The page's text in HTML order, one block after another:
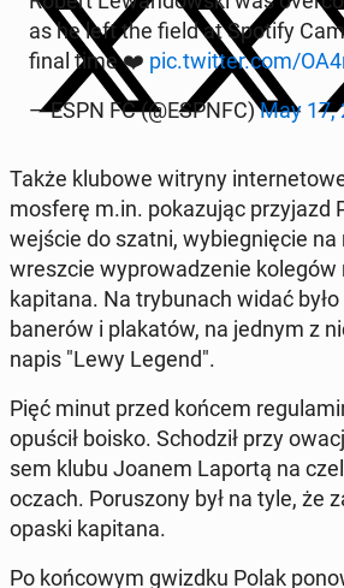
as he left the field at Spotify
final time ❤️ pic.twitter.com/
— ESPN FC (@ESPNFC)May 17,
Także klubowe witryny
mos­ferę m.in. pokazu­jąc przy­jazd
wejście do szatni, wybieg­nię­cie na
wresz­cie wyprowadze­nie kolegów
kap­i­tana. Na try­bunach widać
banerów i plakatów, na jednym z
napis "Lewy Legend".
Pięć minut przed końcem
opuścił boisko. Schodz­ił przy
sem klubu Joanem Laportą na
oczach. Porus­zony był na tyle, że
opaski kap­i­tana.
Po koń­cowym gwizdku Polak